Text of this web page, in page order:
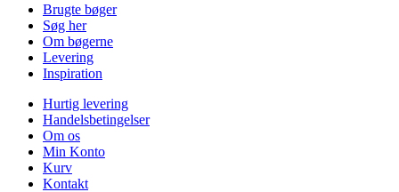
Brugte bøger
Søg her
Om bøgerne
Levering
Inspiration
Hurtig levering
Handelsbetingelser
Om os
Min Konto
Kurv
Kontakt